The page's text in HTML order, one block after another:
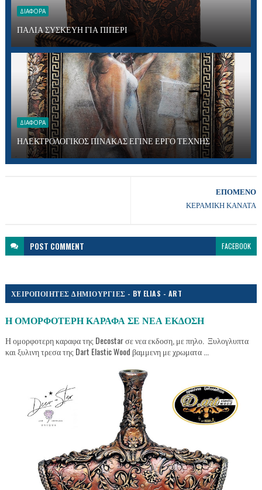
ΔΙΑΦΟΡΑ
ΠΑΛΙΑ ΣΥΣΚΕΥΗ ΓΙΑ ΠΙΠΕΡΙ
ΔΙΑΦΟΡΑ
ΗΛΕΚΤΡΟΛΟΓΙΚΟΣ ΠΙΝΑΚΑΣ ΕΓΙΝΕ ΕΡΓΟ ΤΕΧΝΗΣ
ΕΠΟΜΕΝΟ
ΚΕΡΑΜΙΚΗ ΚΑΝΑΤΑ
POST COMMENT FACEBOOK
ΧΕΙΡΟΠΟΙΗΤΕΣ ΔΗΜΙΟΥΡΓΙΕΣ - BY ELIAS - ART
Η ΟΜΟΡΦΟΤΕΡΗ ΚΑΡΑΦΑ ΣΕ ΝΕΑ ΕΚΔΟΣΗ
Η ομορφοτερη καραφα της Decostar σε νεα εκδοση, με πηλο. Ξυλογλυπτα
και ξυλινη τρεσα της Dart Elastic Wood βαμμενη με χρωματα ...